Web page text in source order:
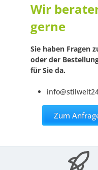
Wir
gerne
Sie haben Fragen
oder der
für Sie da.
Zum